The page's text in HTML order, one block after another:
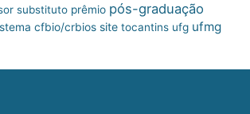
substituto prêmio pós-graduação
cfbio/crbios site tocantins ufg ufmg